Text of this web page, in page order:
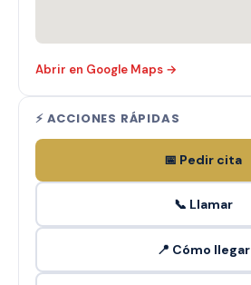
Abrir en Google Maps →
⚡ ACCIONES RÁPIDAS
📅 Pedir cita
📞 Llamar
📍 Cómo llegar